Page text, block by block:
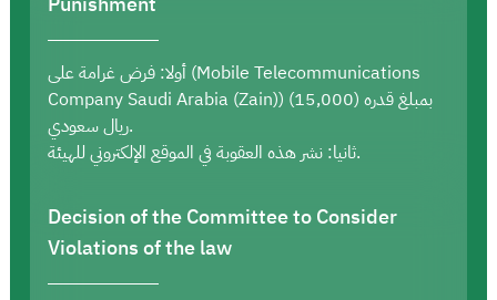
أولا: فرض غرامة على (Mobile Telecommunications
Company Saudi Arabia (Zain)) بمبلغ قدره (15,000)
ريال سعودي.
ثانيا: نشر هذه العقوبة في الموقع الإلكتروني للهيئة.
Decision of the Committee to Consider
Violations of the law